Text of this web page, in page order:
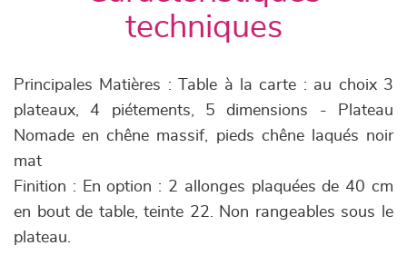
techniques
Principales Matières : Table à la carte : au choix 3
plateaux, 4 piétements, 5 dimensions - Plateau
Nomade en chêne massif, pieds chêne laqués noir
mat
Finition : En option : 2 allonges plaquées de 40 cm
en bout de table, teinte 22. Non rangeables sous le
plateau.